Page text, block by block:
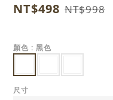
NT$498 NT$998
顏色 : 黑色
尺寸